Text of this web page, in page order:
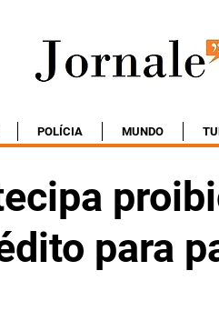
POLÍCIA MUNDO
para